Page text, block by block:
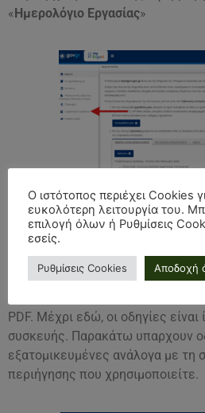
«Ημερολόγιο Εργασίας»
Βήμα 3
Θα μας εμφανιστεί αυτή η
επάνω αριστερά και το ωράριο
PDF. Μέχρι εδώ, οι οδηγίες είναι
συσκευής. Παρακάτω υπαρχουν
εξατομικευμένες ανάλογα με
περιήγησης που χρησιμοποιείτε.
Ο ιστότοπος περιέχει Cookies
ευκολότερη λειτουργία του.
επιλογή όλων ή Ρυθμίσεις
εσείς.
Ρυθμίσεις Cookies Αποδοχή